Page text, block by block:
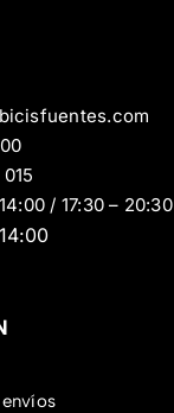
/ 17:30 – 20:30